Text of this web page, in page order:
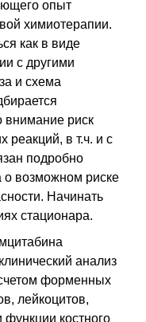
опыт
химиотерапии.
как в виде
с другими
и схема
внимание риск
реакций, в т.ч. и с
подробно
о возможном риске
Начинать
стационара.
анализ
форменных
лейкоцитов,
костного